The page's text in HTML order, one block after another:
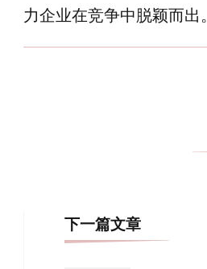
力企业在竞争中脱颖而出。
下一篇文章